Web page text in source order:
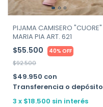
PIJAMA CAMISERO "CUORE"
MARIA PIA ART. 621
$55.500 40% OFF
$92.500
$49.950 con
Transferencia o depósito
3 x $18.500 sin interés